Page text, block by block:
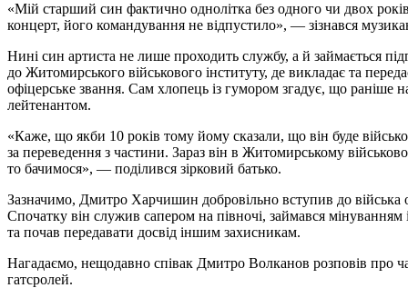
«Мій старший син фактично однолітка без одного чи двох
концерт, його командування не відпустило», — зізнався
Нині син артиста не лише проходить службу, а й займається
до Житомирського військового інституту, де викладає та
офіцерське звання. Сам хлопець із гумором згадує, що раніше
лейтенантом.
«Каже, що якби 10 років тому йому сказали, що він буде
за переведення з частини. Зараз він в Житомирському
то бачимося», — поділився зірковий батько.
Зазначимо, Дмитро Харчишин добровільно вступив до війська
Спочатку він служив сапером на півночі, займався
та почав передавати досвід іншим захисникам.
Нагадаємо, нещодавно співак Дмитро Волканов розповів про
гатсролей.